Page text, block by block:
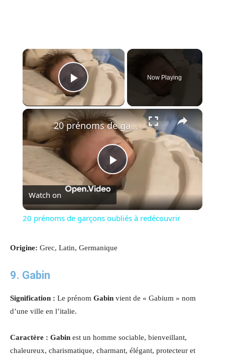
×
Play Video
Now Playing
×
Play
Video
20 prénoms de garçons oubliés à redécouvrir
Watch on
20 prénoms de garçons oubliés à redécouvrir
Origine: Grec, Latin, Germanique
9. Gabin
Signification : Le prénom Gabin vient de « Gabium » nom
d’une ville en l’italie.
Caractère : Gabin est un homme sociable, bienveillant,
chaleureux, charismatique, charmant, élégant, protecteur et